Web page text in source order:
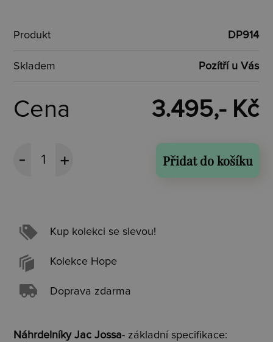
Produkt DP914
Skladem Pozítří u Vás
Cena 3.495,- Kč
Přidat do košíku
Kup kolekci se slevou!
Kolekce Hope
Doprava zdarma
Náhrdelníky Jac Jossa- základní specifikace: